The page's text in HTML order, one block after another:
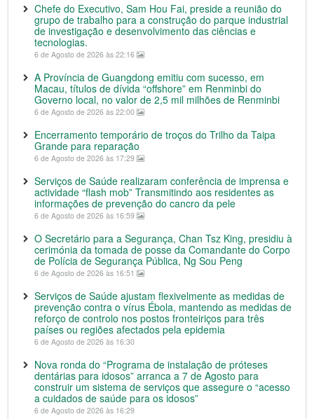
Chefe do Executivo, Sam Hou Fai, preside a reunião do
grupo de trabalho para a construção do parque industrial
de investigação e desenvolvimento das ciências e
tecnologias.
6 de Agosto de 2026 às 22:16
A Província de Guangdong emitiu com sucesso, em
Macau, títulos de dívida “offshore” em Renminbi do
Governo local, no valor de 2,5 mil milhões de Renminbi
6 de Agosto de 2026 às 22:00
Encerramento temporário de troços do Trilho da Taipa
Grande para reparação
6 de Agosto de 2026 às 17:29
Serviços de Saúde realizaram conferência de imprensa e
actividade “flash mob” Transmitindo aos residentes as
informações de prevenção do cancro da pele
6 de Agosto de 2026 às 16:59
O Secretário para a Segurança, Chan Tsz King, presidiu à
cerimónia da tomada de posse da Comandante do Corpo
de Polícia de Segurança Pública, Ng Sou Peng
6 de Agosto de 2026 às 16:51
Serviços de Saúde ajustam flexivelmente as medidas de
prevenção contra o vírus Ébola, mantendo as medidas de
reforço de controlo nos postos fronteiriços para três
países ou regiões afectados pela epidemia
6 de Agosto de 2026 às 16:30
Nova ronda do “Programa de instalação de próteses
dentárias para idosos” arranca a 7 de Agosto para
construir um sistema de serviços que assegure o “acesso
a cuidados de saúde para os idosos”
6 de Agosto de 2026 às 16:29